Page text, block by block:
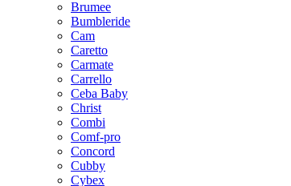
Brumee
Bumbleride
Cam
Caretto
Carmate
Carrello
Ceba Baby
Christ
Combi
Comf-pro
Concord
Cubby
Cybex